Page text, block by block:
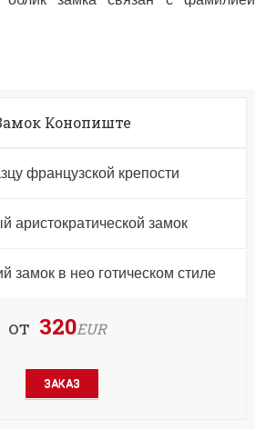
Конопиште
французской крепости
аристократической замок
замок в нео готическом стиле
от 320EUR
ЗАКАЗ